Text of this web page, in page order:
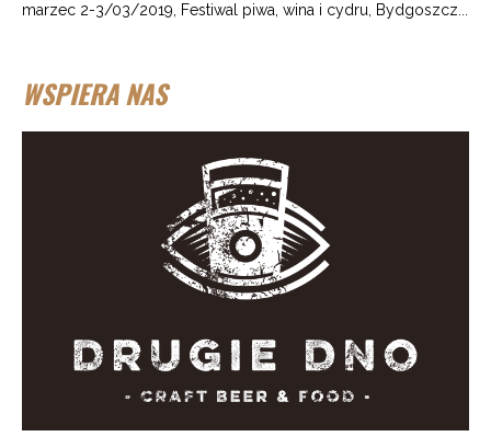
marzec 2-3/03/2019, Festiwal piwa, wina i cydru, Bydgoszcz...
WSPIERA NAS